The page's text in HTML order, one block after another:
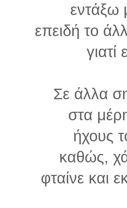
εντάξω
επειδή το
Σε άλλα
στα
ήχους
καθώς,
φταίνε και